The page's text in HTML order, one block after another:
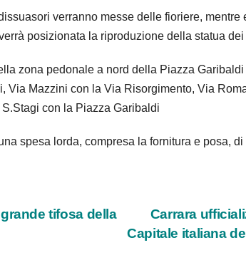
verranno messe delle fioriere, mentre
posizionata la riproduzione della statua
zona pedonale a nord della Piazza
Via Mazzini con la Via Risorgimento, Via
con la Piazza Garibaldi
spesa lorda, compresa la fornitura e posa,
Carrara
Capitale italiana
tifosa della